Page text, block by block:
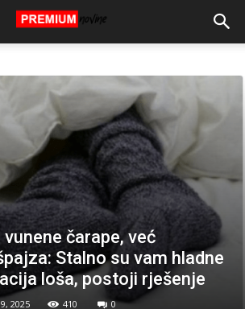
čarape, već
Stalno su vam hladne
loša, postoji rješenje
2025 410 0